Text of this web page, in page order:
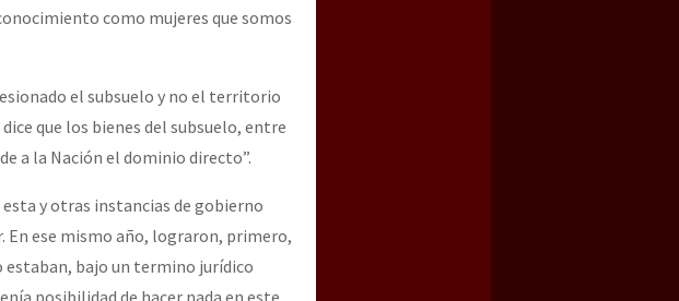
como mujeres que somos
el subsuelo y no el territorio
que los bienes del subsuelo, entre
a la Nación el dominio directo”.
y otras instancias de gobierno
En ese mismo año, lograron, primero,
estaban, bajo un termino jurídico